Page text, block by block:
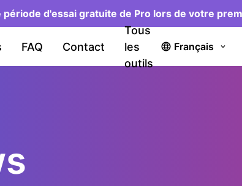
d'essai gratuite de Pro lors de votre
FAQ Contact
Tous
les
outils
Français